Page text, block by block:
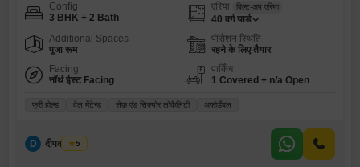
Config
3 BHK + 2 Bath
एरिया बिल्ट-अप एरिया
40 वर्ग यार्ड
Additional Spaces
पूजा रूम
पॉसेशन स्थिति
रहने के लिए तैयार
Facing
नॉर्थ ईस्ट Facing
पार्किंग
1 Covered + n/a Open
फ्री होल्ड वेल मेंटेन्ड सेफ़ एंड सिक्योर लोकैलिटी अफोर्डेबल
D दीपक चौहान
5